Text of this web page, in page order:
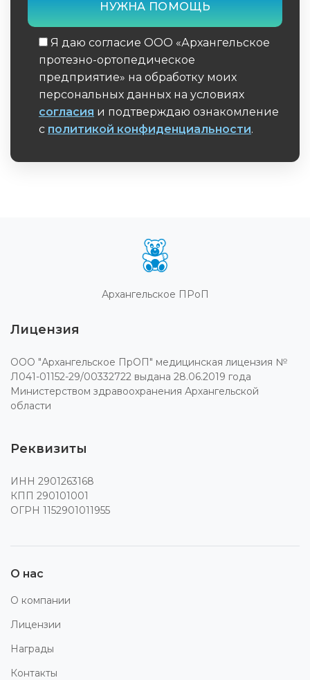
Я даю согласие ООО «Архангельское
протезно-ортопедическое
предприятие» на обработку моих
персональных данных на условиях
согласия и подтверждаю ознакомление
с политикой конфиденциальности.
Архангельское ПРоП
Лицензия
ООО "Архангельское ПрОП" медицинская лицензия №
Л041-01152-29/00332722 выдана 28.06.2019 года
Министерством здравоохранения Архангельской
области
Реквизиты
ИНН 2901263168
КПП 290101001
ОГРН 1152901011955
О нас
О компании
Лицензии
Награды
Контакты